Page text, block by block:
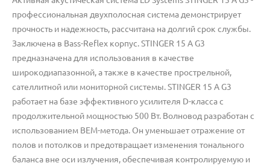
профессиональная двухполосная система демонстрирует
прочность и надежность, рассчитана на долгий срок службы.
Заключена в Bass-Reflex корпус. STINGER 15 A G3
предназначена для использования в качестве
широкодиапазонной, а также в качестве прострельной,
сателлитной или мониторной системы. STINGER 15 A G3
работает на базе эффективного усилителя D-класса с
продолжительной мощностью 500 Вт. Волновод разработан с
использованием BEM-метода. Он уменьшает отражение от
полов и потолков и предотвращает изменения тонального
баланса вне оси излучения, обеспечивая контролируемую и